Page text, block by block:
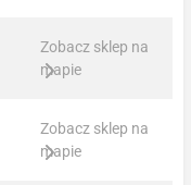
Zobacz sklep na
mapie
Zobacz sklep na
mapie